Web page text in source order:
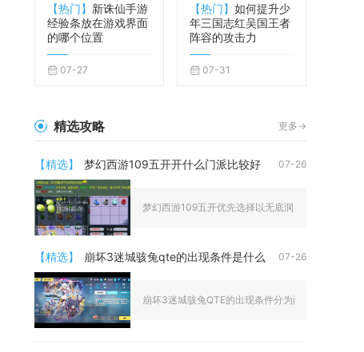
【热门】 新诛仙手游
经验条放在游戏界面
的哪个位置
07-27
【热门】 如何提升少
年三国志红吴国王者
阵容的攻击力
07-31
精选攻略 更多->
【精选】 梦幻西游109五开开什么门派比较好 07-26
梦幻西游109五开优先选择以无底洞为核心，搭配普
【精选】 崩坏3迷城骇兔qte的出现条件是什么 07-26
崩坏3迷城骇兔QTE的出现条件分为两项硬性核心要